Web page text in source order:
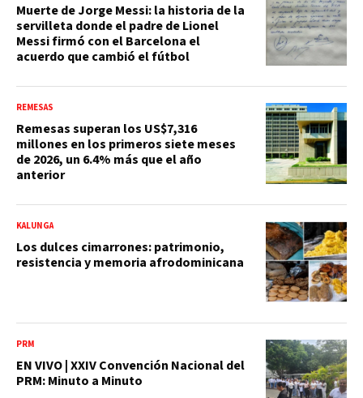
Muerte de Jorge Messi: la historia de la
servilleta donde el padre de Lionel
Messi firmó con el Barcelona el
acuerdo que cambió el fútbol
REMESAS
Remesas superan los US$7,316
millones en los primeros siete meses
de 2026, un 6.4% más que el año
anterior
KALUNGA
Los dulces cimarrones: patrimonio,
resistencia y memoria afrodominicana
PRM
EN VIVO | XXIV Convención Nacional del
PRM: Minuto a Minuto